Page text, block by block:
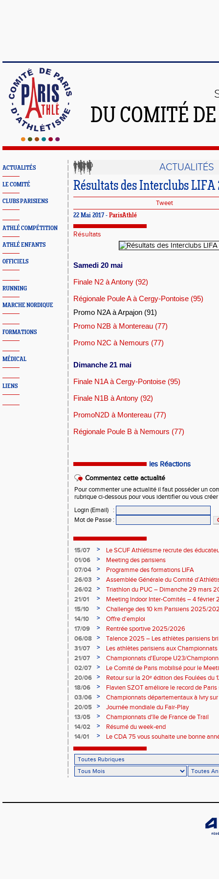
DU COMITÉ
ACTUALITÉS
LE COMITÉ
CLUBS PARISIENS
ATHLÉ COMPÉTITION
ATHLÉ ENFANTS
OFFICIELS
RUNNING
MARCHE NORDIQUE
FORMATIONS
MÉDICAL
LIENS
ACTUALITÉS
Résultats des Interclubs LIFA
Tweet
22 Mai 2017 - ParisAthlé
Résultats
Samedi 20 mai
Finale N2 à Antony (92)
Régionale Poule A à Cergy-Pontoise (95)
Promo N2A à Arpajon (91)
Promo N2B à Montereau (77)
Promo N2C à Nemours (77)
Dimanche 21 mai
Finale N1A à Cergy-Pontoise (95)
Finale N1B à Antony (92)
PromoN2D à Montereau (77)
Régionale Poule B à Nemours (77)
les Réactions
Commentez cette actualité
Pour commenter une actualité il faut posséder un
rubrique ci-dessous pour vous identifier ou vous
Login (Email)
:
Mot de Passe :
15/07 >
Le SCUF Athlétisme recrute des
2026-2027 !
01/06 >
Meeting des parisiens
07/04
>
Programme des formations LIFA
26/03
>
Assemblée Générale du Comité
26/02
>
Triathlon du PUC – Dimanche 29 mars
21/01
>
Meeting Indoor Inter-Comités – 4 février
15/10
>
Challenge des 10 km Parisiens 2025/
14/10
>
Offre d'emploi
17/09
>
Rentrée sportive 2025/2026
06/08
>
Talence 2025 – Les athlètes parisiens
de France Élite
31/07 >
Les athlètes parisiens aux
21/07
>
Championnats d'Europe U23/
02/07
>
Le Comité de Paris mobilisé pour le
20/06
>
Retour sur la 20ᵉ édition des Foulées du
18/06
>
Flavien SZOT améliore le record de Paris
03/06
>
Championnats départementaux à Ivry
20/05
>
Journée mondiale du Fair-Play
13/05
>
Championnats d'île de France de Trail
14/02
>
Résumé du week-end
14/01
> Le CDA 75 vous souhaite une bonne